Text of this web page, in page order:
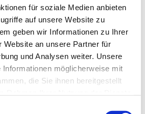
für soziale Medien anbieten
auf unsere Website zu
geben wir Informationen zu Ihrer
Website an unsere Partner für
und Analysen weiter. Unsere
Informationen möglicherweise mit
die Sie ihnen bereitgestellt
Start unbedingt das Schloss